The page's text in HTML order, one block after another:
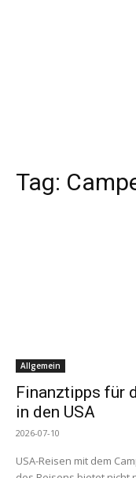
Tag:
Allgemein
Finanztipps für
in den USA
2026-07-10
USA-Reisen mit dem